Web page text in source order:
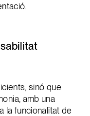
sinó que
amb una
la funcionalitat de